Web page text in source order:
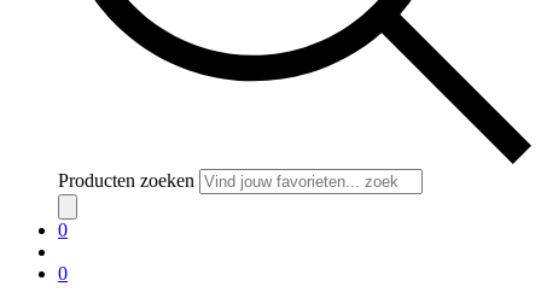
Producten zoeken
0
0